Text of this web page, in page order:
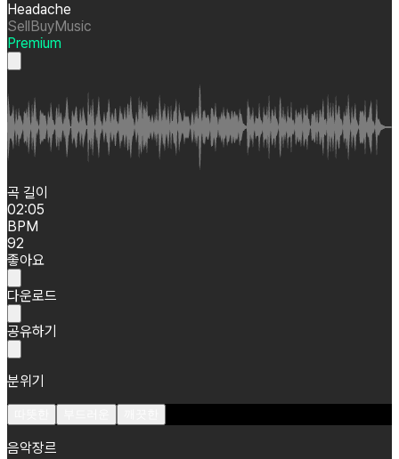
Headache
SellBuyMusic
Premium
곡 길이
02:05
BPM
92
좋아요
다운로드
공유하기
분위기
음악장르